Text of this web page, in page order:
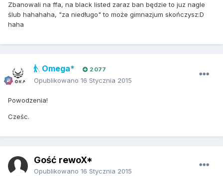
Zbanowali na ffa, na black listed zaraz ban będzie to juz nagle
ślub hahahaha, "za niedługo" to może gimnazjum skończysz:D
haha
Omega* 2 077
Opublikowano 16 Stycznia 2015
Powodzenia!
Cześc.
Gość rewoX*
Opublikowano 16 Stycznia 2015